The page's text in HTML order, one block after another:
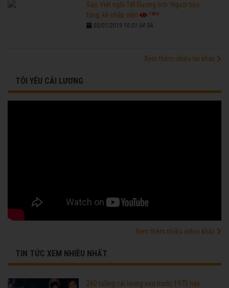
Sao Việt nghỉ Tết Dương lịch: Người tiệc
tùng, kẻ nhập viện
7686
03/01/2019 10:01:54 SA
Xem thêm nhiều tin khác
TÔI YÊU CẢI LƯƠNG
Xem thêm nhiều video khác
TIN TỨC XEM NHIỀU NHẤT
260 tuồng cải lương xưa trước 1975 hay